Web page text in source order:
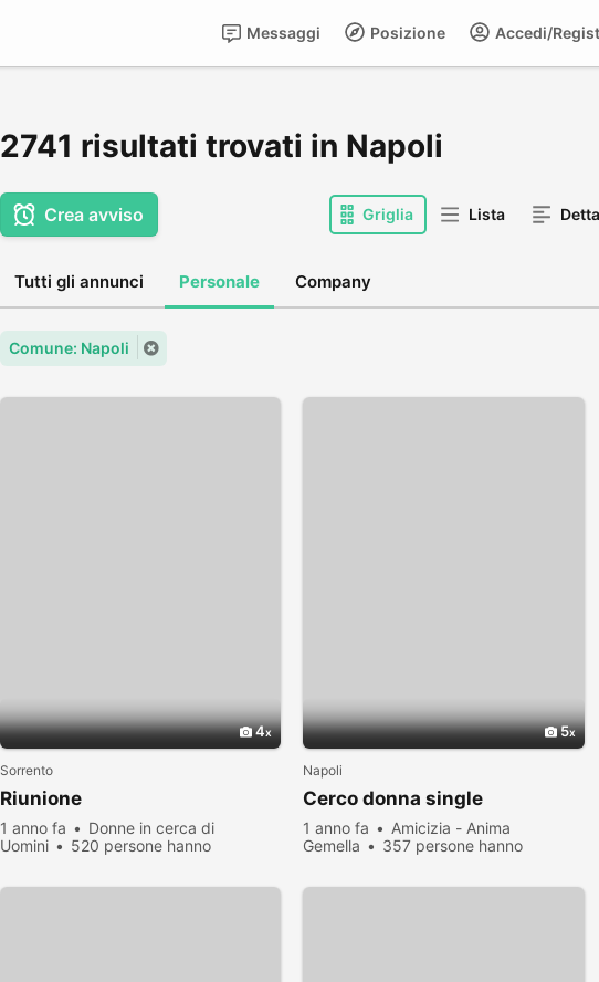
Accedi/
Posizione
Messaggi
2741 risultati trovati in Napoli
Crea avviso Griglia Lista
Tutti gli annunci Personale Company
Comune: Napoli
4
Sorrento
Riunione
1 anno fa
Donne in cerca di
Uomini
520 persone hanno
5
Napoli
Cerco donna single
1 anno fa
Amicizia - Anima
Gemella
357 persone hanno